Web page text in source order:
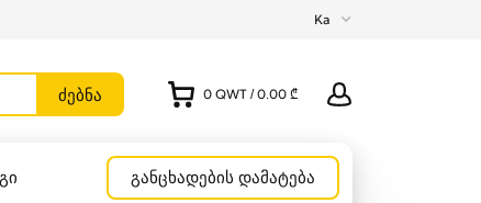
Ka
0 QWT / 0.00 ₾
განცხადების დამატება